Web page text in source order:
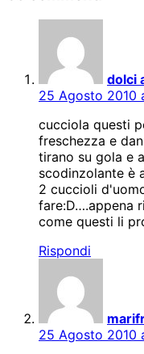
dolci
25 Agosto 2010
cucciola questi
freschezza e
tirano su gola e
scodinzolante è
2 cuccioli
fare:D….appena
come questi li
Rispondi
25 Agosto 2010